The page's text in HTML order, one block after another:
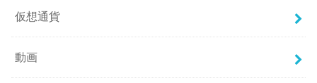
仮想通貨
動画